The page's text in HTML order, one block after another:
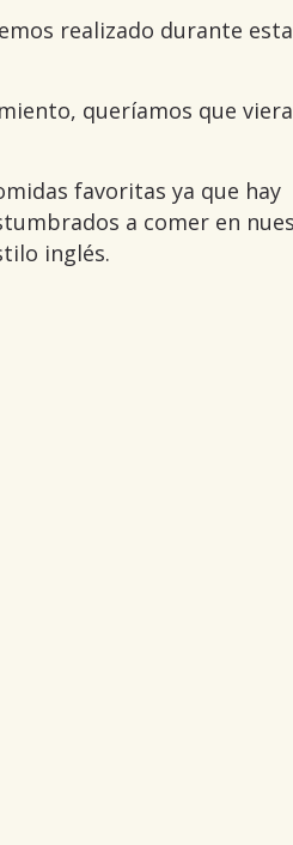
realizado durante esta
queríamos que
favoritas ya que hay
a comer en
inglés.